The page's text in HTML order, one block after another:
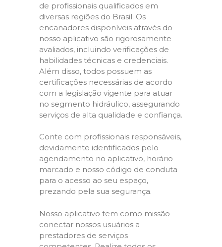
de profissionais qualificados em
diversas regiões do Brasil. Os
encanadores disponíveis através do
nosso aplicativo são rigorosamente
avaliados, incluindo verificações de
habilidades técnicas e credenciais.
Além disso, todos possuem as
certificações necessárias de acordo
com a legislação vigente para atuar
no segmento hidráulico, assegurando
serviços de alta qualidade e confiança.
Conte com profissionais responsáveis,
devidamente identificados pelo
agendamento no aplicativo, horário
marcado e nosso código de conduta
para o acesso ao seu espaço,
prezando pela sua segurança.
Nosso aplicativo tem como missão
conectar nossos usuários a
prestadores de serviços